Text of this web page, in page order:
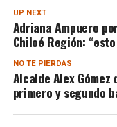
UP NEXT
Adriana Ampuero
Chiloé Región:
NO TE PIERDAS
Alcalde Alex
primero y segundo